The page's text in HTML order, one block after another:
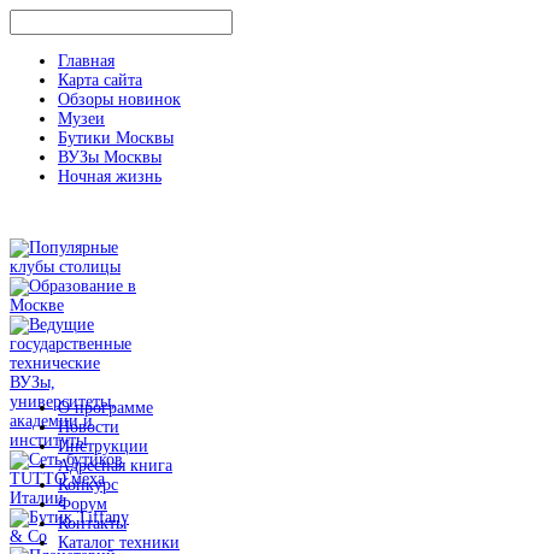
Главная
Карта сайта
Обзоры новинок
Музеи
Бутики Москвы
ВУЗы Москвы
Ночная жизнь
О программе
Новости
Инструкции
Адресная книга
Конкурс
Форум
Контакты
Каталог техники